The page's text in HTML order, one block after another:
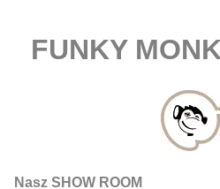
FUNKY
Nasz SHOW ROOM